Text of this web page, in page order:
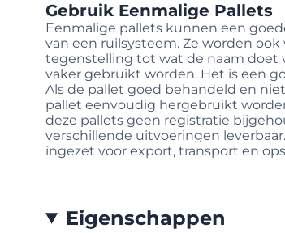
Gebruik Eenmalige Pallets
Eenmalige pallets kunnen een
van een ruilsysteem. Ze worden
tegenstelling tot wat de naam doet
vaker gebruikt worden. Het is een
Als de pallet goed behandeld en
pallet eenvoudig hergebruikt
deze pallets geen registratie
verschillende uitvoeringen
ingezet voor export, transport en
Eigenschappen